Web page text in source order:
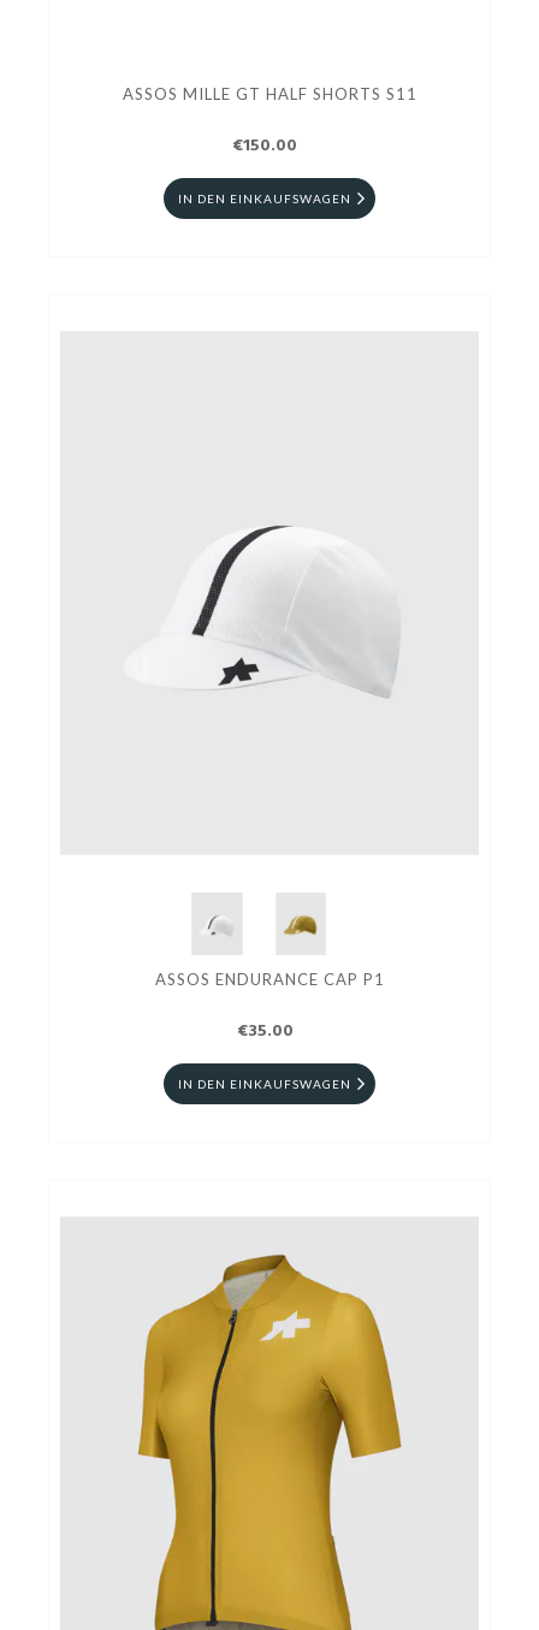
ASSOS MILLE GT HALF SHORTS S11
€150.00
IN DEN EINKAUFSWAGEN
ASSOS ENDURANCE CAP P1
€35.00
IN DEN EINKAUFSWAGEN